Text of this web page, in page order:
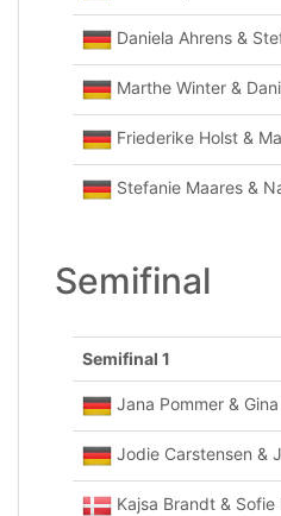
Daniela Ahrens &
Marthe Winter &
Friederike Holst &
Stefanie Maares &
Semifinal
Semifinal 1
Jana Pommer &
Jodie Carstensen &
Kajsa Brandt & Sofie